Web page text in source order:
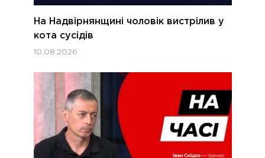
На Надвірнянщині чоловік вистрілив у
кота сусідів
10.08.2026